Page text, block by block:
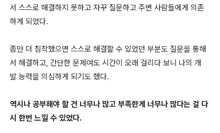
서 스스로 해결하지 못하고 자꾸 질문하고 주변 사람들에게 의존
하게 되었다.
좀만 더 침착했으면 스스로 해결할 수 있었던 부분도 질문을 통해
서 해결하고, 간단한 문제여도 시간이 오래 걸리다 보니 나의 개
발 능력을 의심하게 되기도 했다.
역시나 공부해야 할 건 너무나 많고 부족한게 너무나 많다는 걸 다
시 한번 느낄 수 있었다.